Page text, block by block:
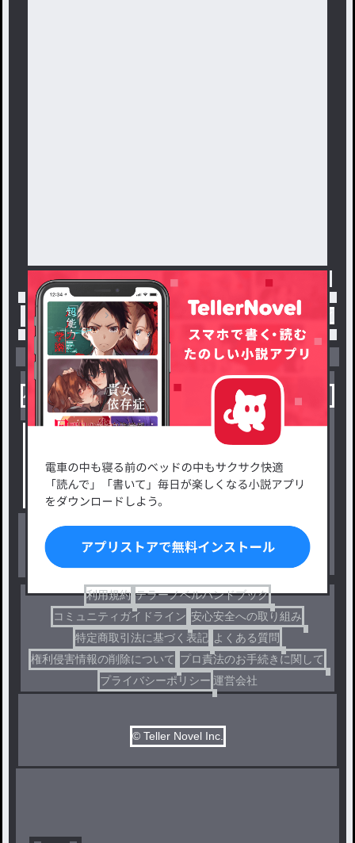
トップ 「奈央」最新作：いじめられっ子がヒロイン
小説を探す
小説コンテスト応募・公募
出版・メディアミックス作品
ジャンルから探す
恋愛・ロマンス
ファンタジー・異世界・SF
ドラマ
利用規約 テラーノベルハンドブック
コミュニティガイドライン 安心安全への取り組み
特定商取引法に基づく表記 よくある質問
権利侵害情報の削除について プロ責法のお手続きに関して
プライバシーポリシー 運営会社
© Teller Novel Inc.